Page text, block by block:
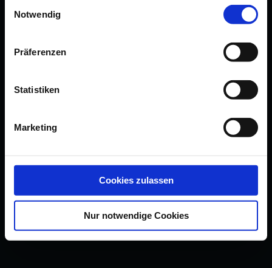
Notwendig
Präferenzen
Statistiken
Marketing
Cookies zulassen
Nur notwendige Cookies